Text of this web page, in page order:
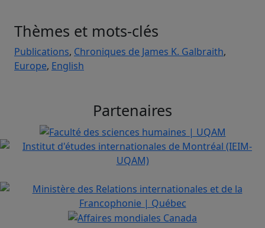
Thèmes et mots-clés
Publications, Chroniques de James K. Galbraith,
Europe, English
Partenaires